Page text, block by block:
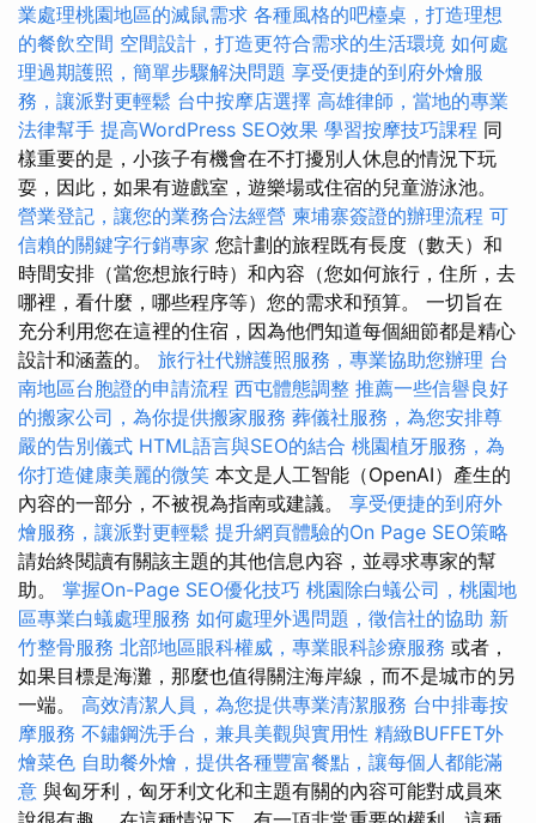
業處理桃園地區的滅鼠需求 各種風格的吧檯桌，打造理想
的餐飲空間 空間設計，打造更符合需求的生活環境 如何處
理過期護照，簡單步驟解決問題 享受便捷的到府外燴服
務，讓派對更輕鬆 台中按摩店選擇 高雄律師，當地的專業
法律幫手 提高WordPress SEO效果 學習按摩技巧課程 同
樣重要的是，小孩子有機會在不打擾別人休息的情況下玩
耍，因此，如果有遊戲室，遊樂場或住宿的兒童游泳池。
營業登記，讓您的業務合法經營 柬埔寨簽證的辦理流程 可
信賴的關鍵字行銷專家 您計劃的旅程既有長度（數天）和
時間安排（當您想旅行時）和內容（您如何旅行，住所，去
哪裡，看什麼，哪些程序等）您的需求和預算。 一切旨在
充分利用您在這裡的住宿，因為他們知道每個細節都是精心
設計和涵蓋的。 旅行社代辦護照服務，專業協助您辦理 台
南地區台胞證的申請流程 西屯體態調整 推薦一些信譽良好
的搬家公司，為你提供搬家服務 葬儀社服務，為您安排尊
嚴的告別儀式 HTML語言與SEO的結合 桃園植牙服務，為
你打造健康美麗的微笑 本文是人工智能（OpenAI）產生的
內容的一部分，不被視為指南或建議。 享受便捷的到府外
燴服務，讓派對更輕鬆 提升網頁體驗的On Page SEO策略
請始終閱讀有關該主題的其他信息內容，並尋求專家的幫
助。 掌握On-Page SEO優化技巧 桃園除白蟻公司，桃園地
區專業白蟻處理服務 如何處理外遇問題，徵信社的協助 新
竹整骨服務 北部地區眼科權威，專業眼科診療服務 或者，
如果目標是海灘，那麼也值得關注海岸線，而不是城市的另
一端。 高效清潔人員，為您提供專業清潔服務 台中排毒按
摩服務 不鏽鋼洗手台，兼具美觀與實用性 精緻BUFFET外
燴菜色 自助餐外燴，提供各種豐富餐點，讓每個人都能滿
意 與匈牙利，匈牙利文化和主題有關的內容可能對成員來